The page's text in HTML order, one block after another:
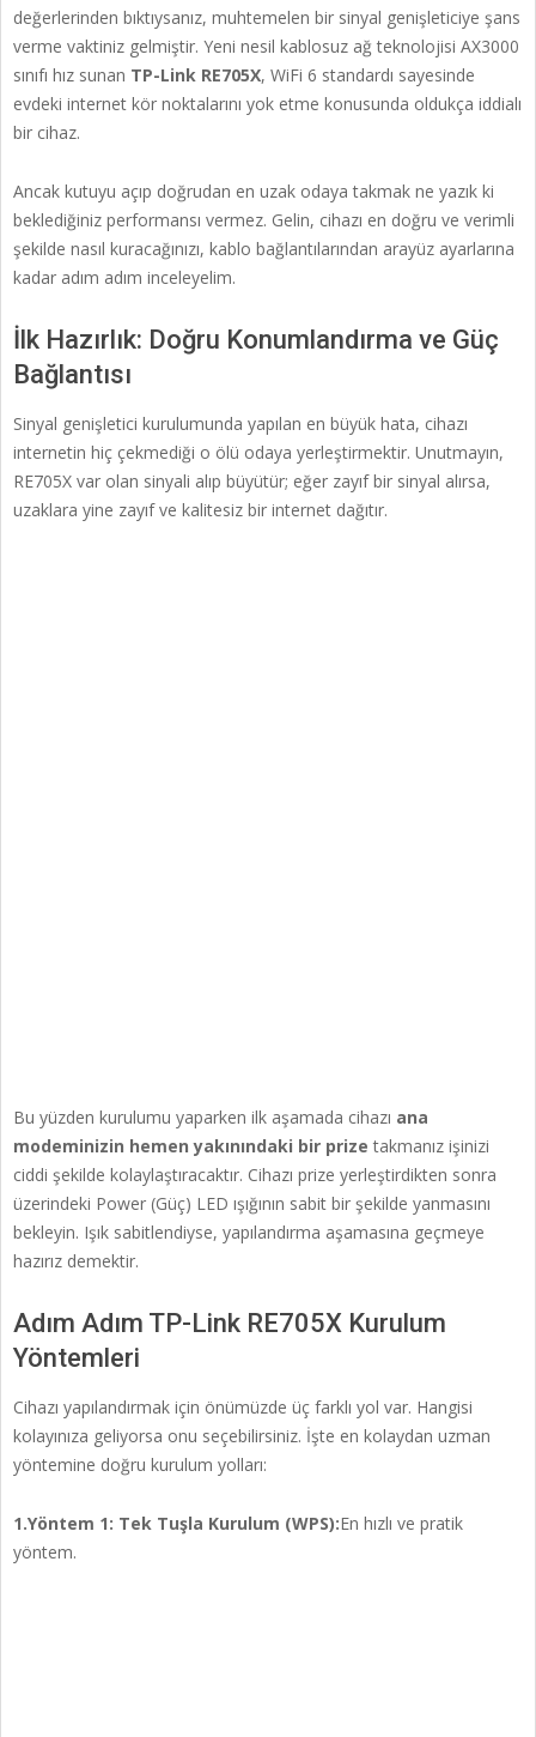
değerlerinden bıktıysanız, muhtemelen bir sinyal genişleticiye şans
verme vaktiniz gelmiştir. Yeni nesil kablosuz ağ teknolojisi AX3000
sınıfı hız sunan TP-Link RE705X, WiFi 6 standardı sayesinde
evdeki internet kör noktalarını yok etme konusunda oldukça iddialı
bir cihaz.
Ancak kutuyu açıp doğrudan en uzak odaya takmak ne yazık ki
beklediğiniz performansı vermez. Gelin, cihazı en doğru ve verimli
şekilde nasıl kuracağınızı, kablo bağlantılarından arayüz ayarlarına
kadar adım adım inceleyelim.
İlk Hazırlık: Doğru Konumlandırma ve Güç
Bağlantısı
Sinyal genişletici kurulumunda yapılan en büyük hata, cihazı
internetin hiç çekmediği o ölü odaya yerleştirmektir. Unutmayın,
RE705X var olan sinyali alıp büyütür; eğer zayıf bir sinyal alırsa,
uzaklara yine zayıf ve kalitesiz bir internet dağıtır.
Bu yüzden kurulumu yaparken ilk aşamada cihazı ana
modeminizin hemen yakınındaki bir prize takmanız işinizi
ciddi şekilde kolaylaştıracaktır. Cihazı prize yerleştirdikten sonra
üzerindeki Power (Güç) LED ışığının sabit bir şekilde yanmasını
bekleyin. Işık sabitlendiyse, yapılandırma aşamasına geçmeye
hazırız demektir.
Adım Adım TP-Link RE705X Kurulum
Yöntemleri
Cihazı yapılandırmak için önümüzde üç farklı yol var. Hangisi
kolayınıza geliyorsa onu seçebilirsiniz. İşte en kolaydan uzman
yöntemine doğru kurulum yolları:
1.Yöntem 1: Tek Tuşla Kurulum (WPS):En hızlı ve pratik
yöntem.